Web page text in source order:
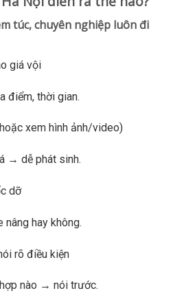
túc, chuyên nghiệp luôn đi
giá vội
điểm, thời gian.
xem hình ảnh/video)
→ dễ phát sinh.
dỡ
nâng hay không.
rõ điều kiện
nào → nói trước.